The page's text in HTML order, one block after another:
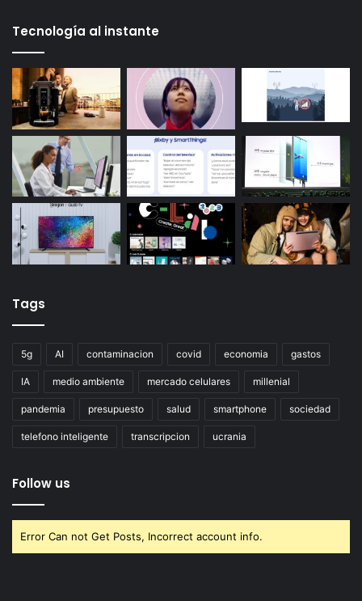
Tecnología al instante
Tags
5g AI contaminacion covid economia gastos
IA medio ambiente mercado celulares millenial
pandemia presupuesto salud smartphone sociedad
telefono inteligente transcripcion ucrania
Follow us
Error Can not Get Posts, Incorrect account info.